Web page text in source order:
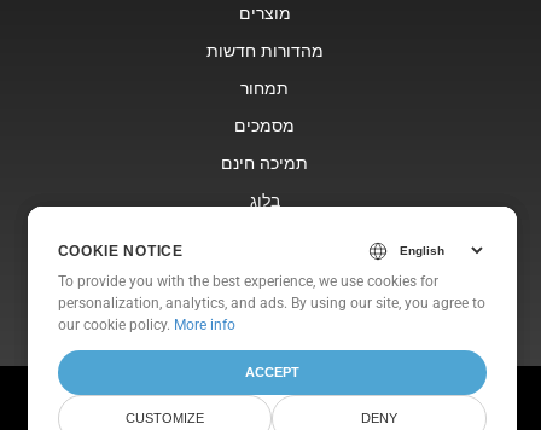
COOKIE NOTICE
To provide you with the best experience, we use cookies for
personalization, analytics, and ads. By using our site, you agree to
our cookie policy.
ACCEPT
CUSTOMIZE DENY
מוצרים
מהדורות חדשות
תמחור
מסמכים
תמיכה חינם
בלוג
אוֹדוֹת
© Aspose Pty Ltd 2001-2026. All Rights Reserved.
מדיניות פרטיות
תנאי שימוש צור קשר
COOKIE NOTICE
To provide you with the best experience, we use cookies for
personalization, analytics, and ads. By using our site, you agree to
our cookie policy. More info
ACCEPT
CUSTOMIZE DENY